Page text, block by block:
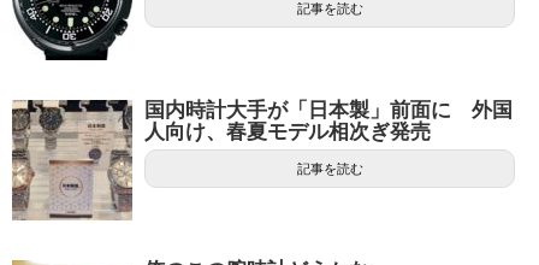
記事を読む
国内時計大手が「日本製」前面に 外国
人向け、春夏モデル相次ぎ発売
記事を読む